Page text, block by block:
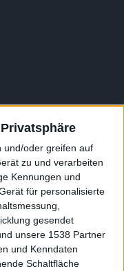
und/oder greifen auf
zu und verarbeiten
Kennungen und
für personalisierte
gesendet
unsere 1538 Partner
und Kenndaten
Schaltfläche
- Der